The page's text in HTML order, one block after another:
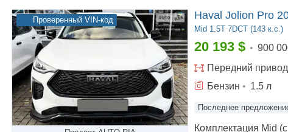
Haval Jolion Pro
Mid 1.5T 7DCT (143 к.с.)
20 193 $ • 900
Передний привод
Бензин • 1.5 л
Проверенный VIN-код
Последнее